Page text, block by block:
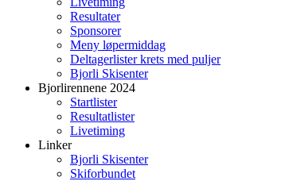
Resultater
Sponsorer
Meny løpermiddag
Deltagerlister krets med puljer
Bjorli Skisenter
Bjorlirennene 2024
Startlister
Resultatlister
Livetiming
Linker
Bjorli Skisenter
Skiforbundet